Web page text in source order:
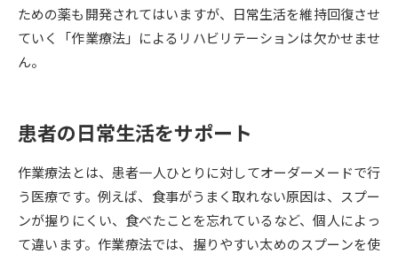
SELFBRAND特集ページ
オープンキャンパスなどを調べる
来場型・Web型イベント特集 夢ナビライブ
受験準備 資料検索
ための薬も開発されてはいますが、日常生活を維持回復させ
ていく「作業療法」によるリハビリテーションは欠かせませ
ん。
患者の日常生活をサポート
作業療法とは、患者一人ひとりに対してオーダーメードで行
う医療です。例えば、食事がうまく取れない原因は、スプー
ンが握りにくい、食べたことを忘れているなど、個人によっ
て違います。作業療法では、握りやすい太めのスプーンを使